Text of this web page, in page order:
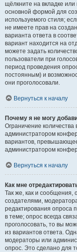
щёлкните на вкладке
основной формой для
используемого стиля;
не имеете прав на
варианта ответа в
вариант находится на
можете задать
пользователи при
период проведения
постоянным) и
они проголосовали.
Вернуться к началу
Почему я не могу
Ограничение количества
администратором
вариантов,
администратором
Вернуться к началу
Как мне
Так же, как и сообщения,
создателями,
редактирования опроса
в теме; опрос всегда
проголосовать, то вы
из вариантов ответа.
модераторы или
опрос. Это сделано для